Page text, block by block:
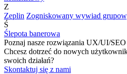
Z
Zeplin Zogniskowany wywiad
Ś
Ślepota banerowa
Poznaj nasze rozwiązania UX/UI/SEO
Chcesz dotrzeć do nowych
swoich działań?
Skontaktuj się z nami